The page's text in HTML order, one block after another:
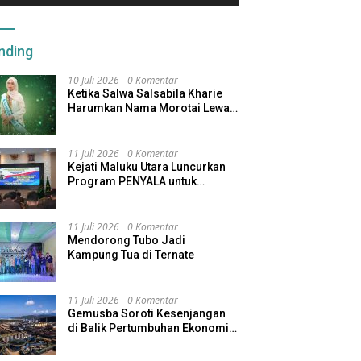
10 Juli 2026 0 Komentar
Ketika Salwa Salsabila Kharie
Harumkan Nama Morotai Lewat
11 Juli 2026 0 Komentar
Kejati Maluku Utara Luncurkan
Program PENYALA untuk
11 Juli 2026 0 Komentar
Mendorong Tubo Jadi
Kampung Tua di Ternate
11 Juli 2026 0 Komentar
Gemusba Soroti Kesenjangan
di Balik Pertumbuhan Ekonomi